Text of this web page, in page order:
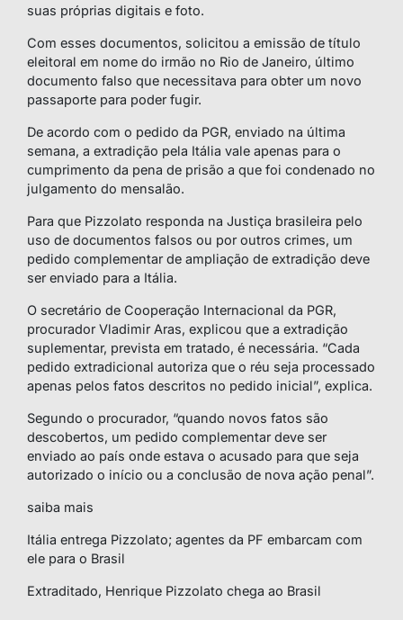
suas próprias digitais e foto.
Com esses documentos, solicitou a emissão de título
eleitoral em nome do irmão no Rio de Janeiro, último
documento falso que necessitava para obter um novo
passaporte para poder fugir.
De acordo com o pedido da PGR, enviado na última
semana, a extradição pela Itália vale apenas para o
cumprimento da pena de prisão a que foi condenado no
julgamento do mensalão.
Para que Pizzolato responda na Justiça brasileira pelo
uso de documentos falsos ou por outros crimes, um
pedido complementar de ampliação de extradição deve
ser enviado para a Itália.
O secretário de Cooperação Internacional da PGR,
procurador Vladimir Aras, explicou que a extradição
suplementar, prevista em tratado, é necessária. “Cada
pedido extradicional autoriza que o réu seja processado
apenas pelos fatos descritos no pedido inicial”, explica.
Segundo o procurador, “quando novos fatos são
descobertos, um pedido complementar deve ser
enviado ao país onde estava o acusado para que seja
autorizado o início ou a conclusão de nova ação penal”.
saiba mais
Itália entrega Pizzolato; agentes da PF embarcam com
ele para o Brasil
Extraditado, Henrique Pizzolato chega ao Brasil